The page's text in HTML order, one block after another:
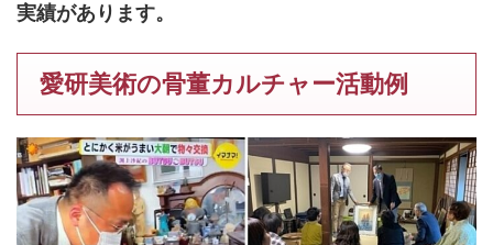
実績があります。
愛研美術の骨董カルチャー活動例